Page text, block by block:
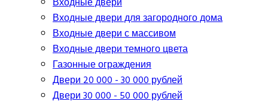
Входные двери для загородного дома
Входные двери с массивом
Входные двери темного цвета
Газонные ограждения
Двери 20 000 - 30 000 рублей
Двери 30 000 - 50 000 рублей